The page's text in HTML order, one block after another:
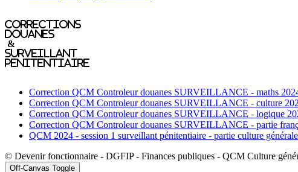
Corrections
Douanes
&
Surveillant
penitentiaire
Correction QCM Controleur douanes SURVEILLANCE - maths
Correction QCM Controleur douanes SURVEILLANCE - culture
Correction QCM Controleur douanes SURVEILLANCE - logique
Correction QCM Controleur douanes SURVEILLANCE - partie
QCM 2024 - session 1 surveillant pénitentiaire - partie culture
© Devenir fonctionnaire - DGFIP - Finances publiques - QCM Culture
Off-Canvas Toggle